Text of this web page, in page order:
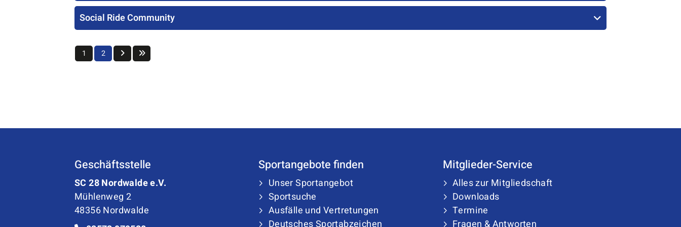
Social Ride Community
1 2
Geschäftsstelle
SC 28 Nordwalde e.V.
Mühlenweg 2
48356 Nordwalde
Sportangebote finden
Unser Sportangebot
Sportsuche
Ausfälle und Vertretungen
Deutsches Sportabzeichen
Mitglieder-Service
Alles zur Mitgliedschaft
Downloads
Termine
Fragen & Antworten